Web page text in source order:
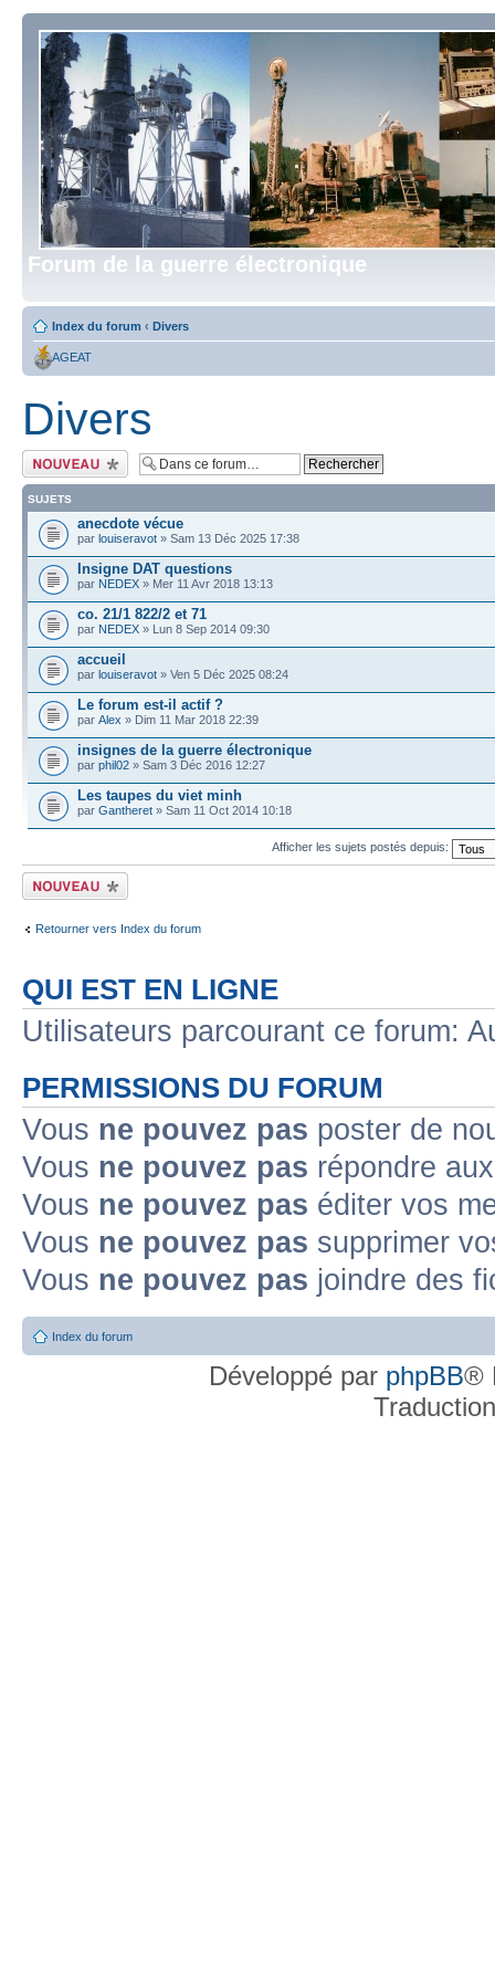
Forum de la guerre électronique
Index du forum ‹ Divers
AGEAT
Divers
Écrire un nouveau
sujet
SUJETS
anecdote vécue
par louiseravot » Sam 13 Déc 2025 17:38
Insigne DAT questions
par NEDEX » Mer 11 Avr 2018 13:13
co. 21/1 822/2 et 71
par NEDEX » Lun 8 Sep 2014 09:30
accueil
par louiseravot » Ven 5 Déc 2025 08:24
Le forum est-il actif ?
par Alex » Dim 11 Mar 2018 22:39
insignes de la guerre électronique
par phil02 » Sam 3 Déc 2016 12:27
Les taupes du viet minh
par Gantheret » Sam 11 Oct 2014 10:18
Afficher les sujets postés depuis:
Écrire un nouveau
sujet
Retourner vers Index du forum
QUI EST EN LIGNE
Utilisateurs parcourant ce forum:
PERMISSIONS DU FORUM
Vous ne pouvez pas poster de
Vous ne pouvez pas répondre
Vous ne pouvez pas éditer vos
Vous ne pouvez pas supprimer
Vous ne pouvez pas joindre des
Index du forum
Développé par phpBB®